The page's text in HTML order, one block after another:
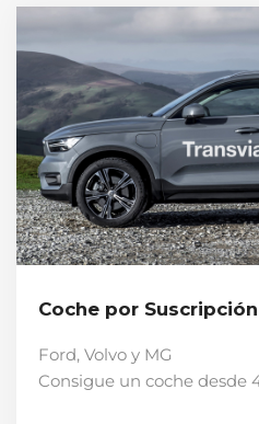
Coche por Suscripción
Ford, Volvo y MG
Consigue un coche desde